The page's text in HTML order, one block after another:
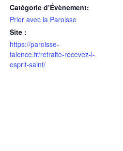
Catégorie d’Évènement:
Prier avec la Paroisse
Site :
https://paroisse-
talence.fr/retraite-recevez-l-
esprit-saint/